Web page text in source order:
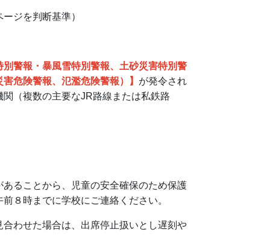
ジを判断基準）
警報・暴風雪特別警報、土砂災害特別警
危険警報、氾濫危険警報）
】 が発令され
（複数の主要なJR路線または私鉄路
ることから、児童の安全確保のため保護
８時までに学校にご連絡ください。
わせた場合は、出席停止扱いとし遅刻や